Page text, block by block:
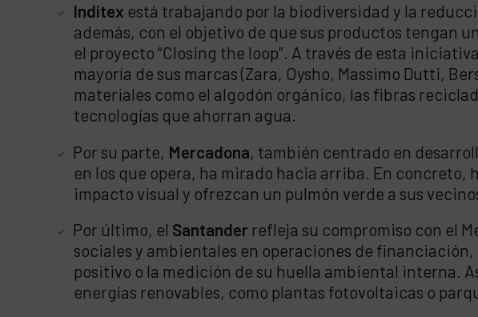
Inditex está trabajando por la biodiversidad y la
además, con el objetivo de que sus productos tengan
el proyecto “Closing the loop”. A través de esta
mayoría de sus marcas (Zara, Oysho, Massimo Dutti,
materiales como el algodón orgánico, las fibras
tecnologías que ahorran agua.
Por su parte, Mercadona, también centrado en
en los que opera, ha mirado hacia arriba. En concreto,
impacto visual y ofrezcan un pulmón verde a sus
Por último, el Santander refleja su compromiso con el
sociales y ambientales en operaciones de
positivo o la medición de su huella ambiental interna.
energías renovables, como plantas fotovoltaicas o